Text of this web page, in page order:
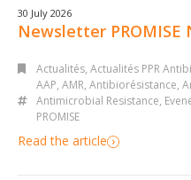
30 July 2026
Newsletter PROMISE
Actualités, Actualités PPR
AAP, AMR, Antibiorésistance,
Antimicrobial Resistance,
PROMISE
Read the article